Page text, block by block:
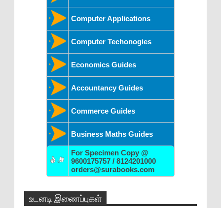
Computer Applications
Computer Techonogies
Economics Guides
Accountancy Guides
Commerce Guides
Business Maths Guides
For Specimen Copy @
9600175757 / 8124201000
orders@surabooks.com
உடனடி இணைப்புகள்